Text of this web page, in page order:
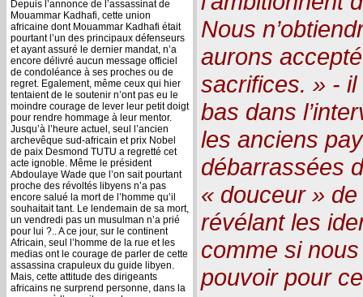
Depuis l’annonce de l’assassinat de
Mouammar Kadhafi, cette union
africaine dont Mouammar Kadhafi était
pourtant l’un des principaux défenseurs
et ayant assuré le dernier mandat, n’a
encore délivré aucun message officiel
de condoléance à ses proches ou de
regret. Egalement, même ceux qui hier
tentaient de le soutenir n’ont pas eu le
moindre courage de lever leur petit doigt
pour rendre hommage à leur mentor.
Jusqu’à l’heure actuel, seul l’ancien
archevêque sud-africain et prix Nobel
de paix Desmond TUTU a regretté cet
acte ignoble. Même le président
Abdoulaye Wade que l’on sait pourtant
proche des révoltés libyens n’a pas
encore salué la mort de l’homme qu’il
souhaitait tant. Le lendemain de sa mort,
un vendredi pas un musulman n’a prié
pour lui ?.. A ce jour, sur le continent
Africain, seul l’homme de la rue et les
medias ont le courage de parler de cette
assassina crapuleux du guide libyen.
Mais, cette attitude des dirigeants
africains ne surprend personne, dans la
Nous
aurons
sacrifices. » - il
bas dans
les anciens
débarrassées
« douceur »
révélant les
comme si
pouvoir pour